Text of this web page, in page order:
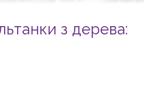
з дерева: